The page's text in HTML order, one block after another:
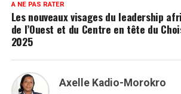
A NE PAS RATER
Les nouveaux visages du leadership
de l’Ouest et du Centre en tête du
2025
Axelle Kadio-Morokro